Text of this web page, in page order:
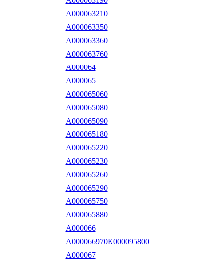
A000063210
A000063350
A000063360
A000063760
A000064
A000065
A000065060
A000065080
A000065090
A000065180
A000065220
A000065230
A000065260
A000065290
A000065750
A000065880
A000066
A000066970K000095800
A000067